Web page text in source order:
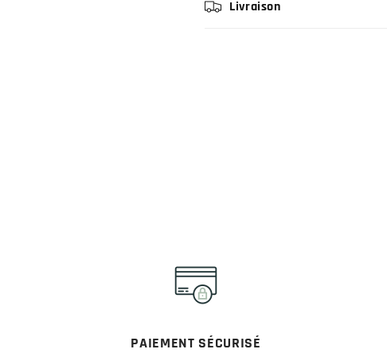
Livraison
PAIEMENT SÉCURISÉ